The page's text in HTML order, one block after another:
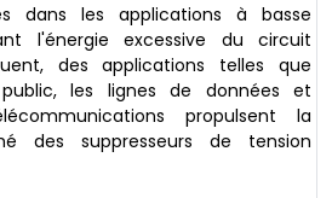
dans les applications à basse
l'énergie excessive du circuit
des applications telles que
les lignes de données et
propulsent la
des suppresseurs de tension